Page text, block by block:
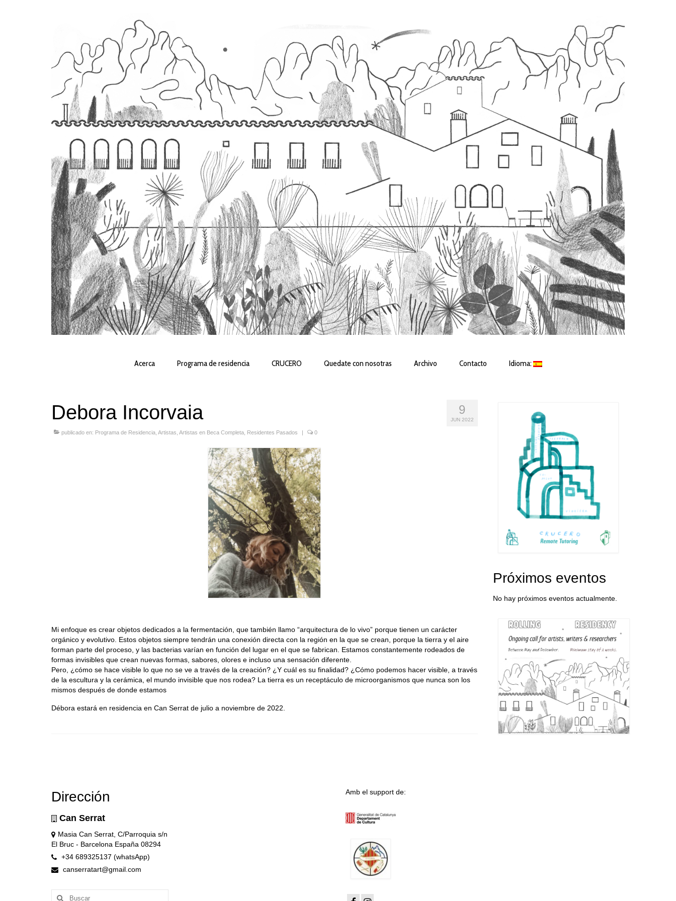
Acerca Programa de residencia CRUCERO Quedate con nosotras Archivo Contacto Idioma:
9
JUN 2022
Debora Incorvaia
publicado en: Programa de Residencia Artistas Artistas en Beca Completa Residentes Pasados 0
Mi enfoque es crear objetos dedicados a la fermentación, que también llamo “arquitectura de lo vivo” porque tienen un carácter
orgánico y evolutivo. Estos objetos siempre tendrán una conexión directa con la región en la que se crean, porque la tierra y el aire
forman parte del proceso, y las bacterias varían en función del lugar en el que se fabrican. Estamos constantemente rodeados de
formas invisibles que crean nuevas formas, sabores, olores e incluso una sensación diferente.
Pero, ¿cómo se hace visible lo que no se ve a través de la creación? ¿Y cuál es su finalidad? ¿Cómo podemos hacer visible, a través
de la escultura y la cerámica, el mundo invisible que nos rodea? La tierra es un receptáculo de microorganismos que nunca son los
mismos después de donde estamos
Débora estará en residencia en Can Serrat de julio a noviembre de 2022.
Próximos eventos
No hay próximos eventos actualmente.
Dirección
Can Serrat
Masia Can Serrat, C/Parroquia s/n
El Bruc - Barcelona España 08294
+34 689325137 (whatsApp)
canserratart@gmail.com
Buscar
Amb el support de: